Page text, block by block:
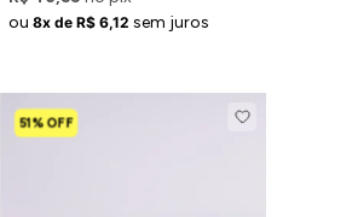
ou 8x de R$ 6,12 sem juros
51% OFF